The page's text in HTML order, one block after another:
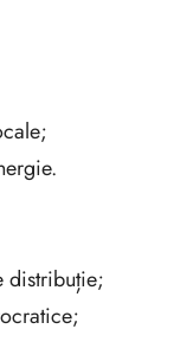
distribuție;